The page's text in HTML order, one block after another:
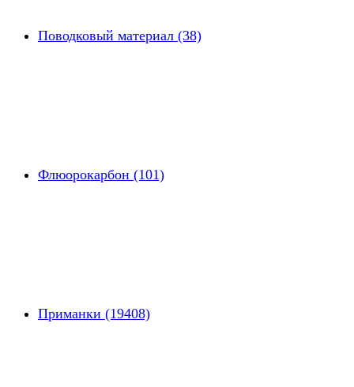
Поводковый материал (38)
Флюорокарбон (101)
Приманки (19408)